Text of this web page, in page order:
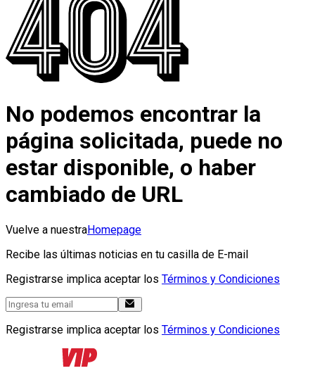
No podemos encontrar la
página solicitada, puede no
estar disponible, o haber
cambiado de URL
Vuelve a nuestraHomepage
Recibe las últimas noticias en tu casilla de E-mail
Registrarse implica aceptar los Términos y Condiciones
Registrarse implica aceptar los Términos y Condiciones